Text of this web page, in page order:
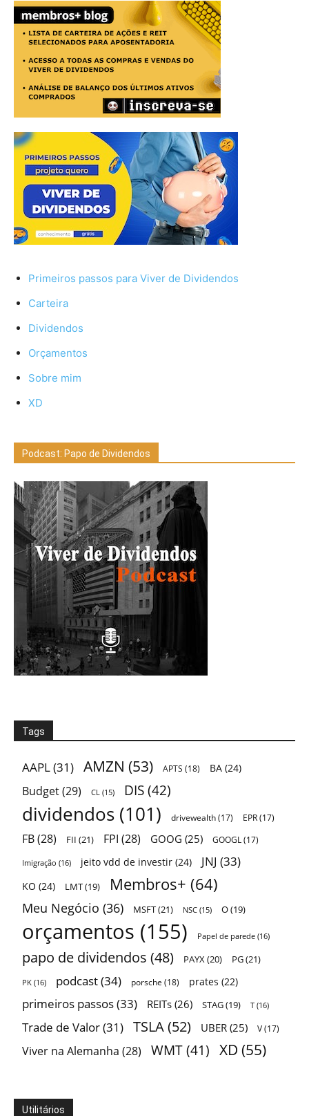
Primeiros passos para Viver de Dividendos
Carteira
Dividendos
Orçamentos
Sobre mim
XD
Podcast: Papo de Dividendos
Tags
AAPL(31) AMZN (53) APTS (18) BA (24)
Budget(29) CL (15) DIS (42)
dividendos (101) drivewealth(17) EPR(17)
FB(28) FII (21) FPI (28) GOOG (25) GOOGL (17)
Imigração (16) jeito vdd de investir (24) JNJ (33)
KO (24) LMT(19) Membros+ (64)
Meu Negócio (36) MSFT(21) NSC (15) O(19)
orçamentos (155) Papel de parede (16)
papo de dividendos (48) PAYX (20) PG(21)
PK (16) podcast(34) porsche (18) prates (22)
primeiros passos(33) REITs (26) STAG(19) T (16)
Trade de Valor(31) TSLA (52) UBER (25) V(17)
Viver na Alemanha (28) WMT (41) XD (55)
Utilitários